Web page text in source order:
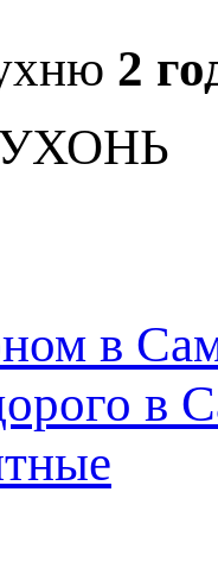
2
в
в